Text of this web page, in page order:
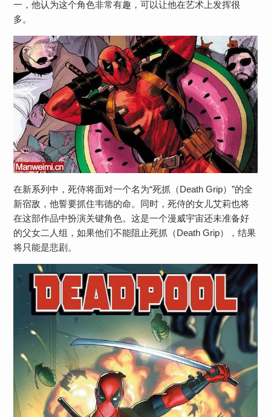
一，他认为这个角色非常有趣，可以让他在艺术上发挥很
多。
在新系列中，死侍将面对一个名为“死抓（Death Grip）”的全
新宿敌，他誓要抓住韦德的命。同时，死侍的女儿艾莉也将
在这部作品中扮演关键角色。这是一个漫威宇宙还未准备好
的父女二人组，如果他们不能阻止死抓（Death Grip），结果
将只能是悲剧。